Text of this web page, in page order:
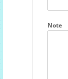
Note